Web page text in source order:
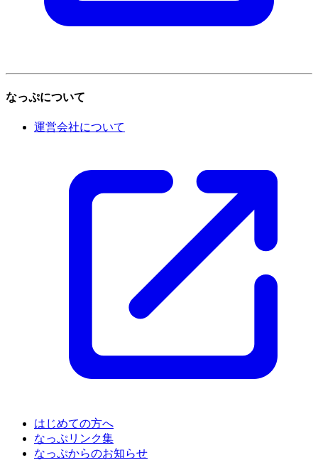
なっぷについて
運営会社について
はじめての方へ
なっぷリンク集
なっぷからのお知らせ